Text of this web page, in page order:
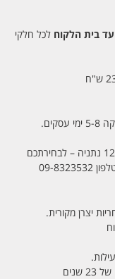
בית הלקוח לכל חלקי
יצרן מקורית.